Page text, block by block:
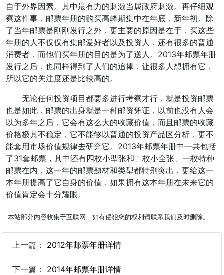
自于外界因素。其中最有力的刺激当属政府刺激。再仔细观
察这件事，邮票年册的购买高峰期集中在年底，新年初。除
了当年邮票是刚刚发行之外，更主要的原因是在于，买这些
年册的人不仅仅有集邮爱好者以及投资人，还有很多的普通
消费者，而他们买年册的目的是为了送人。2013年邮票年册
发行之后，也同样得到了人们的追捧，让很多人想拥有它，
所以它的关注度还是比较高的。
无论任何投资项目都要多进行考察才行，就是投资邮票
也是如此，邮票的出身就是一种邮资凭证，以前也没有人会
以为多年之后，它会有这么大的收藏价值，而且邮票的收藏
价格极其不稳定，它不能够以普通的投资产品区分析，更不
能套用市场价值规律去研究它。2013年邮票年册中一共包括
了31套邮票，其中还有四枚小型张和二枚小全张、一枚特种
邮票在内，这一年的邮票题材和类型都特别突出，更给这一
本年册提高了它自身的价值，如果拥有这本年册在未来它的
价值肯定会十分耀眼。
本站部分内容收集于互联网，如有侵犯您的权利请联系我们及时删除。
上一篇： 2012年邮票年册详情
下一篇： 2014年邮票年册详情